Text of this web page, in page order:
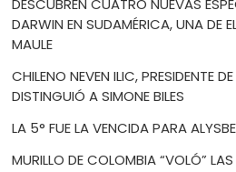
DESCUBREN CUATRO NUEVAS
DARWIN EN SUDAMÉRICA, UNA DE
MAULE
CHILENO NEVEN ILIC, PRESIDENTE
DISTINGUIÓ A SIMONE BILES
LA 5° FUE LA VENCIDA PARA
MURILLO DE COLOMBIA “VOLÓ”